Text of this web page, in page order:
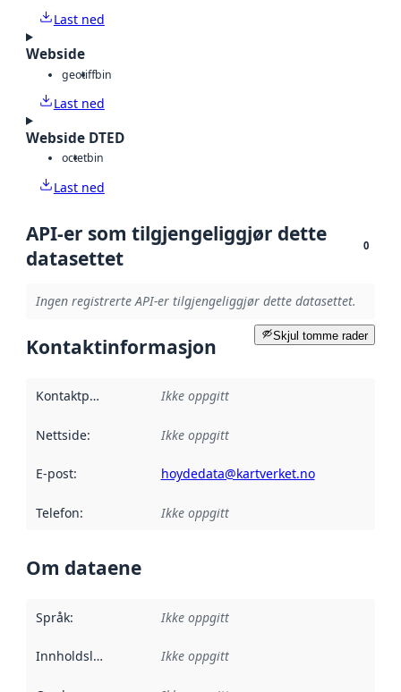
Last ned
Webside
geotiffbin
Last ned
Webside DTED
octetbin
Last ned
API-er som tilgjengeliggjør dette
datasettet
0
Ingen registrerte API-er tilgjengeliggjør dette datasettet.
Skjul tomme rader
Kontaktinformasjon
Kontaktpunkt Ikke oppgitt
Nettside: Ikke oppgitt
E-post: hoydedata@kartverket.no
Telefon: Ikke oppgitt
Om dataene
Språk: Ikke oppgitt
Innholdsleverandører :
Ikke oppgitt